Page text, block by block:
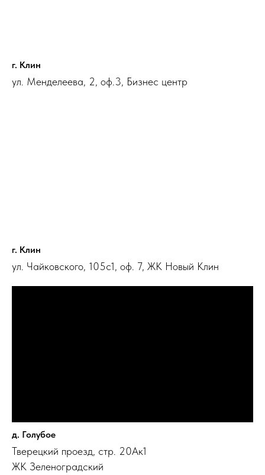
г. Клин
ул. Менделеева, 2, оф.3, Бизнес центр
г. Клин
ул. Чайковского, 105с1, оф. 7, ЖК Новый Клин
д. Голубое
Тверецкий проезд, стр. 20Ак1
ЖК Зеленоградский